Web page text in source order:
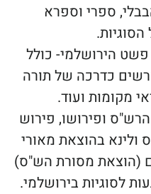
ספרי וספרא
הירושלמי- כולל
כדרכה של תורה
מקומות ועוד.
ופירושו, פירוש
ולינא בהוצאת מאורי
(הוצאת מסורת הש"ס)
לסוגיות בירושלמי.